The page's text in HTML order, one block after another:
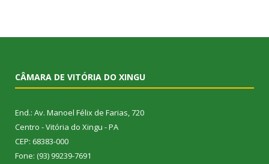
CÂMARA DE VITÓRIA DO XINGU
End.: Av. Manoel Félix de Farias, 720
Centro - Vitória do Xingu - PA
CEP: 68383-000
Fone: (93) 99239-7691